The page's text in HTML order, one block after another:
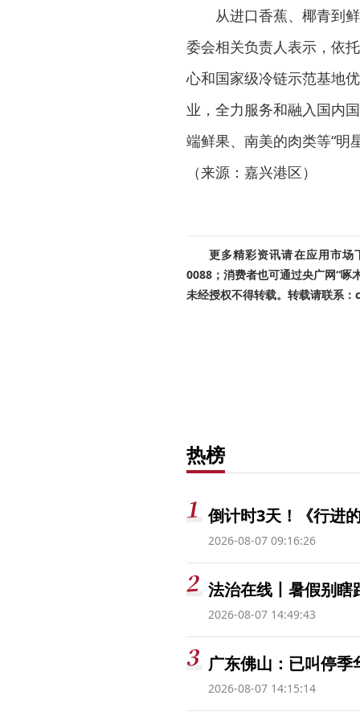
从进口香蕉、椰青到
委会相关负责人表示，依
心和国家级冷链示范基地
业，全力服务和融入国内
端鲜果、南美的肉类等“明
（来源：嘉兴港区）
更多精彩资讯请在应用市场
0088；消费者也可通过央广网“啄
未经授权不得转载。转载请联系
热榜
倒计时3天！《行进
2026-08-07 09:16:26
法治在线丨暑假别瞎
2026-08-07 14:49:43
广东佛山：已叫停
2026-08-07 14:15:14